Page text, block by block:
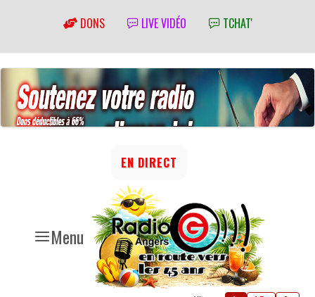
DONS LIVE VIDÉO TCHAT'
Menu
EN DIRECT